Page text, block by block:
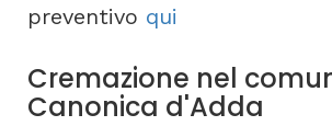
preventivo qui
Cremazione nel
Canonica d'Adda